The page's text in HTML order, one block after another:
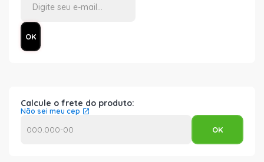
Calcule o frete do produto:
Não sei meu cep